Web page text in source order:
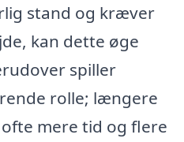
stand og kræver
kan dette øge
spiller
rolle; længere
mere tid og flere